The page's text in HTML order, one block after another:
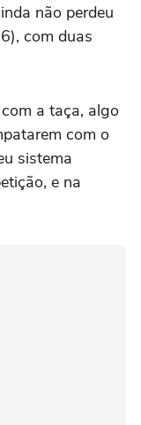
não perdeu
com duas
a taça, algo
com o
sistema
e na